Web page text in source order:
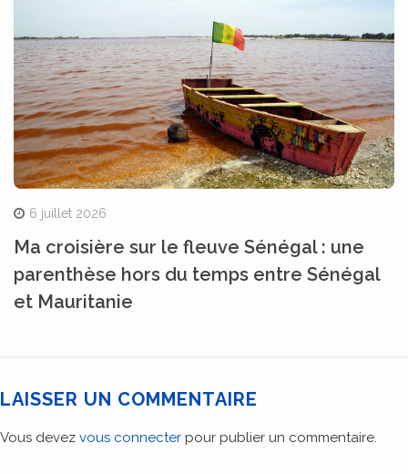
6 juillet 2026
Ma croisière sur le fleuve Sénégal : une
parenthèse hors du temps entre Sénégal
et Mauritanie
LAISSER UN COMMENTAIRE
Vous devez vous connecter pour publier un commentaire.